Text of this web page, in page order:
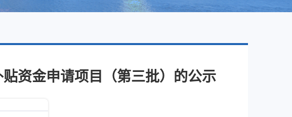
资金申请项目（第三批）的公示